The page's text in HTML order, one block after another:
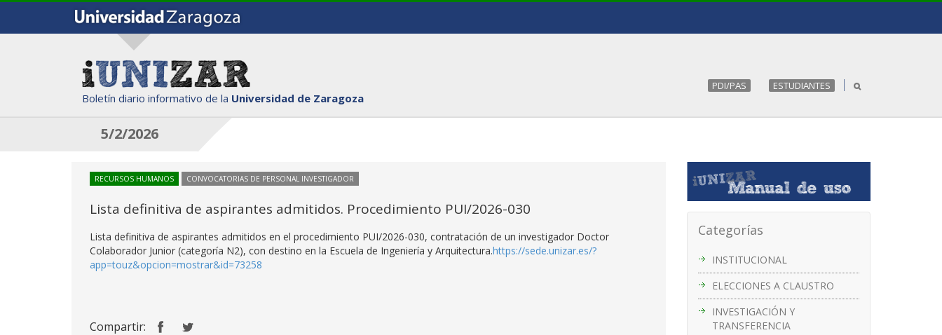
Boletín diario informativo de la Universidad de Zaragoza
PDI/PAS ESTUDIANTES
5/2/2026
Categorías
INSTITUCIONAL
ELECCIONES A CLAUSTRO
INVESTIGACIÓN Y
TRANSFERENCIA
RECURSOS HUMANOS CONVOCATORIAS DE PERSONAL INVESTIGADOR
Lista definitiva de aspirantes admitidos. Procedimiento PUI/2026-030
Lista definitiva de aspirantes admitidos en el procedimiento PUI/2026-030, contratación de un investigador Doctor
Colaborador Junior (categoría N2), con destino en la Escuela de Ingeniería y Arquitectura.https://sede.unizar.es/?
app=touz&opcion=mostrar&id=73258
Compartir: